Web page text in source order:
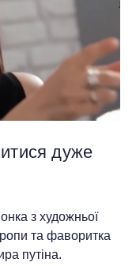
дуже
з художньої
та фаворитка
путіна.